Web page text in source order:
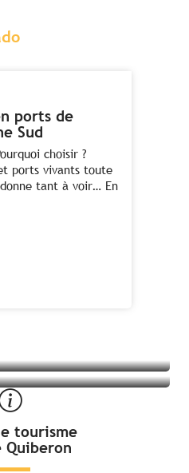
ports de
Sud
choisir ?
ports vivants toute
tant à voir… En
à Saint-Cado
tourisme
Quiberon